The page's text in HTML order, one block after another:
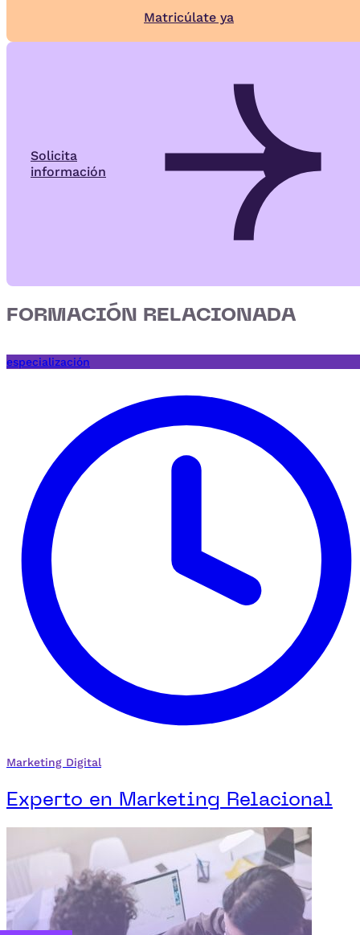
Matricúlate ya
Solicita
información
FORMACIÓN RELACIONADA
especialización
Marketing Digital
Experto en Marketing Relacional